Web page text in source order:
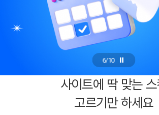
6/10
사이트에 딱 맞는 스
고르기만 하세요